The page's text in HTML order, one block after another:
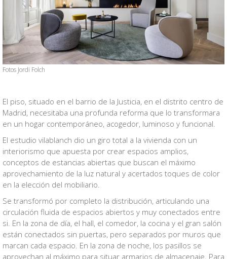
Fotos Jordi Folch
El piso, situado en el barrio de la Justicia, en el distrito centro de
Madrid, necesitaba una profunda reforma que lo transformara
en un hogar contemporáneo, acogedor, luminoso y funcional.
El estudio vilablanch dio un giro total a la vivienda con un
interiorismo que apuesta por crear espacios amplios,
conceptos de estancias abiertas que buscan el máximo
aprovechamiento de la luz natural y acertados toques de color
en la elección del mobiliario.
Se transformó por completo la distribución, articulando una
circulación fluida de espacios abiertos y muy conectados entre
si. En la zona de día, el hall, el comedor, la cocina y el gran salón
están conectados sin puertas, pero separados por muros que
marcan cada espacio. En la zona de noche, los pasillos se
aprovechan al máximo para situar armarios de almacenaje. Para